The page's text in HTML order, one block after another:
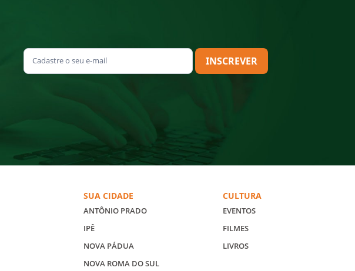
INSCREVER
SUA CIDADE
ANTÔNIO PRADO
IPÊ
NOVA PÁDUA
NOVA ROMA DO SUL
CULTURA
EVENTOS
FILMES
LIVROS